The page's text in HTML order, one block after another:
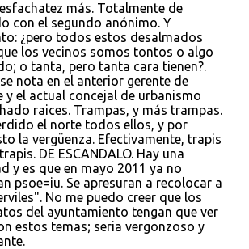
más. Totalmente de
con el segundo anónimo. Y
¿pero todos estos desalmados
los vecinos somos tontos o algo
o tanta, pero tanta cara tienen?.
nota en el anterior gerente de
y el actual concejal de urbanismo
raices. Trampas, y más trampas.
el norte todos ellos, y por
la vergüenza. Efectivamente, trapis
DE ESCANDALO. Hay una
y es que en mayo 2011 ya no
psoe=iu. Se apresuran a recolocar a
No me puedo creer que los
del ayuntamiento tengan que ver
estos temas; seria vergonzoso y